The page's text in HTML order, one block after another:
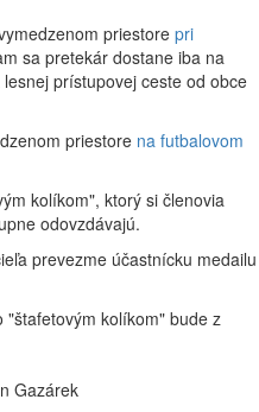
priestore pri
sa pretekár dostane iba na
prístupovej ceste od obce
priestore na futbalovom
kolíkom", ktorý si členovia
odovzdávajú.
prevezme účastnícku medailu
kolíkom" bude z